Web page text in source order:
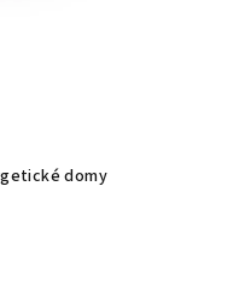
domy